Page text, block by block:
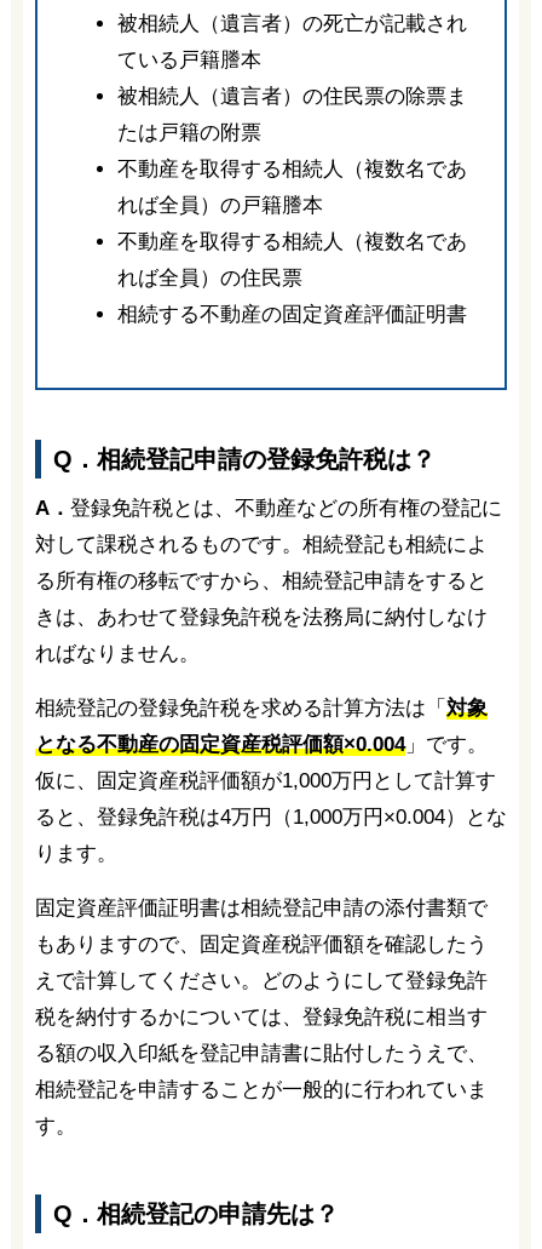
被相続人（遺言者）の死亡が記載され
ている戸籍謄本
被相続人（遺言者）の住民票の除票ま
たは戸籍の附票
不動産を取得する相続人（複数名であ
れば全員）の戸籍謄本
不動産を取得する相続人（複数名であ
れば全員）の住民票
相続する不動産の固定資産評価証明書
Q．相続登記申請の登録免許税は？
A． 登録免許税とは、不動産などの所有権の登記に
対して課税されるものです。相続登記も相続によ
る所有権の移転ですから、相続登記申請をすると
きは、あわせて登録免許税を法務局に納付しなけ
ればなりません。
相続登記の登録免許税を求める計算方法は「 対象
となる不動産の固定資産税評価額×0.004」です。
仮に、固定資産税評価額が1,000万円として計算す
ると、登録免許税は4万円（1,000万円×0.004）とな
ります。
固定資産評価証明書は相続登記申請の添付書類で
もありますので、固定資産税評価額を確認したう
えで計算してください。どのようにして登録免許
税を納付するかについては、登録免許税に相当す
る額の収入印紙を登記申請書に貼付したうえで、
相続登記を申請することが一般的に行われていま
す。
Q．相続登記の申請先は？